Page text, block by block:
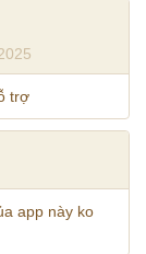
trợ
app này ko